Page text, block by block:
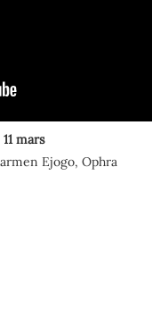
mars
Ejogo, Ophra